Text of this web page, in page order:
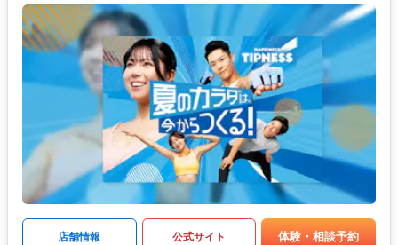
店舗情報 公式サイト 体験・相談予約